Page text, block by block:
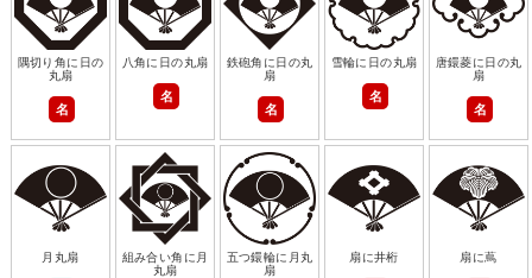
隅切り角に日の
丸扇
名
八角に日の丸扇
名
鉄砲角に日の丸
扇
名
雪輪に日の丸扇
名
唐鐶菱に日の丸
扇
名
月丸扇
組み合い角に月
丸扇
五つ鐶輪に月丸
扇
扇に井桁 扇に蔦